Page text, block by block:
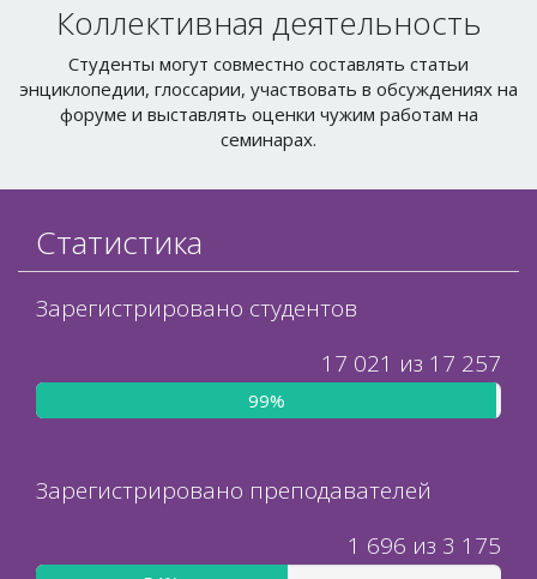
Студенты могут совместно составлять статьи
энциклопедии, глоссарии, участвовать в обсуждениях на
форуме и выставлять оценки чужим работам на
семинарах.
Статистика
Зарегистрировано студентов
17 021 из 17 257
1 696 из 3 175